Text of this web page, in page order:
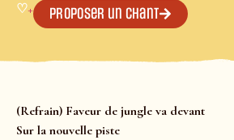
♡+ Proposer un chant
(Refrain) Faveur de jungle va devant
Sur la nouvelle piste